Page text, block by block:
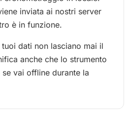
inviata ai nostri server
è in funzione.
dati non lasciano mai il
anche che lo strumento
vai offline durante la